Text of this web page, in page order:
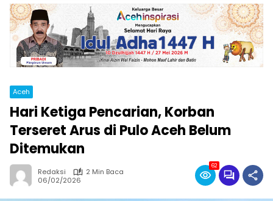
Aceh
Hari Ketiga Pencarian, Korban
Terseret Arus di Pulo Aceh Belum
Ditemukan
Redaksi
2 Min Baca
06/02/2026
62